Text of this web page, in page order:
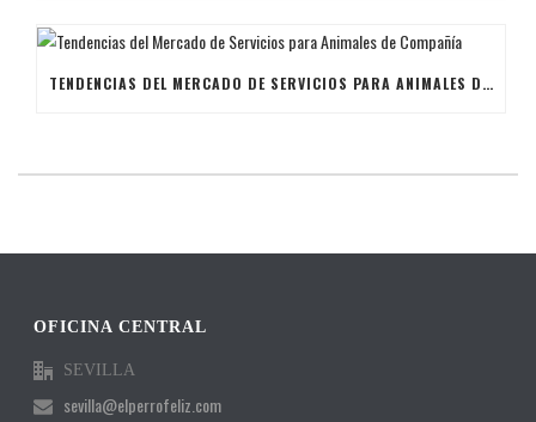
TENDENCIAS DEL MERCADO DE SERVICIOS PARA ANIMALES DE COMPAÑÍA
OFICINA CENTRAL
SEVILLA
sevilla@elperrofeliz.com